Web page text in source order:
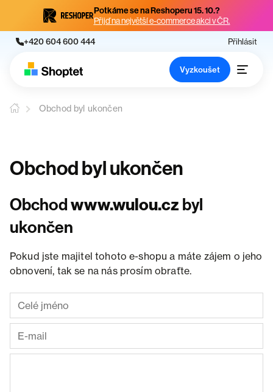
Potkáme se na Reshoperu 15. 10.?
Přijď na největší e-commerce akci v ČR.
+420 604 600 444 Přihlásit
Vyzkoušet
Obchod byl ukončen
Obchod byl ukončen
Obchodwww.wulou.cz byl
ukončen
Pokud jste majitel tohoto e-shopu a máte zájem o jeho
obnovení, tak se na nás prosím obraťte.